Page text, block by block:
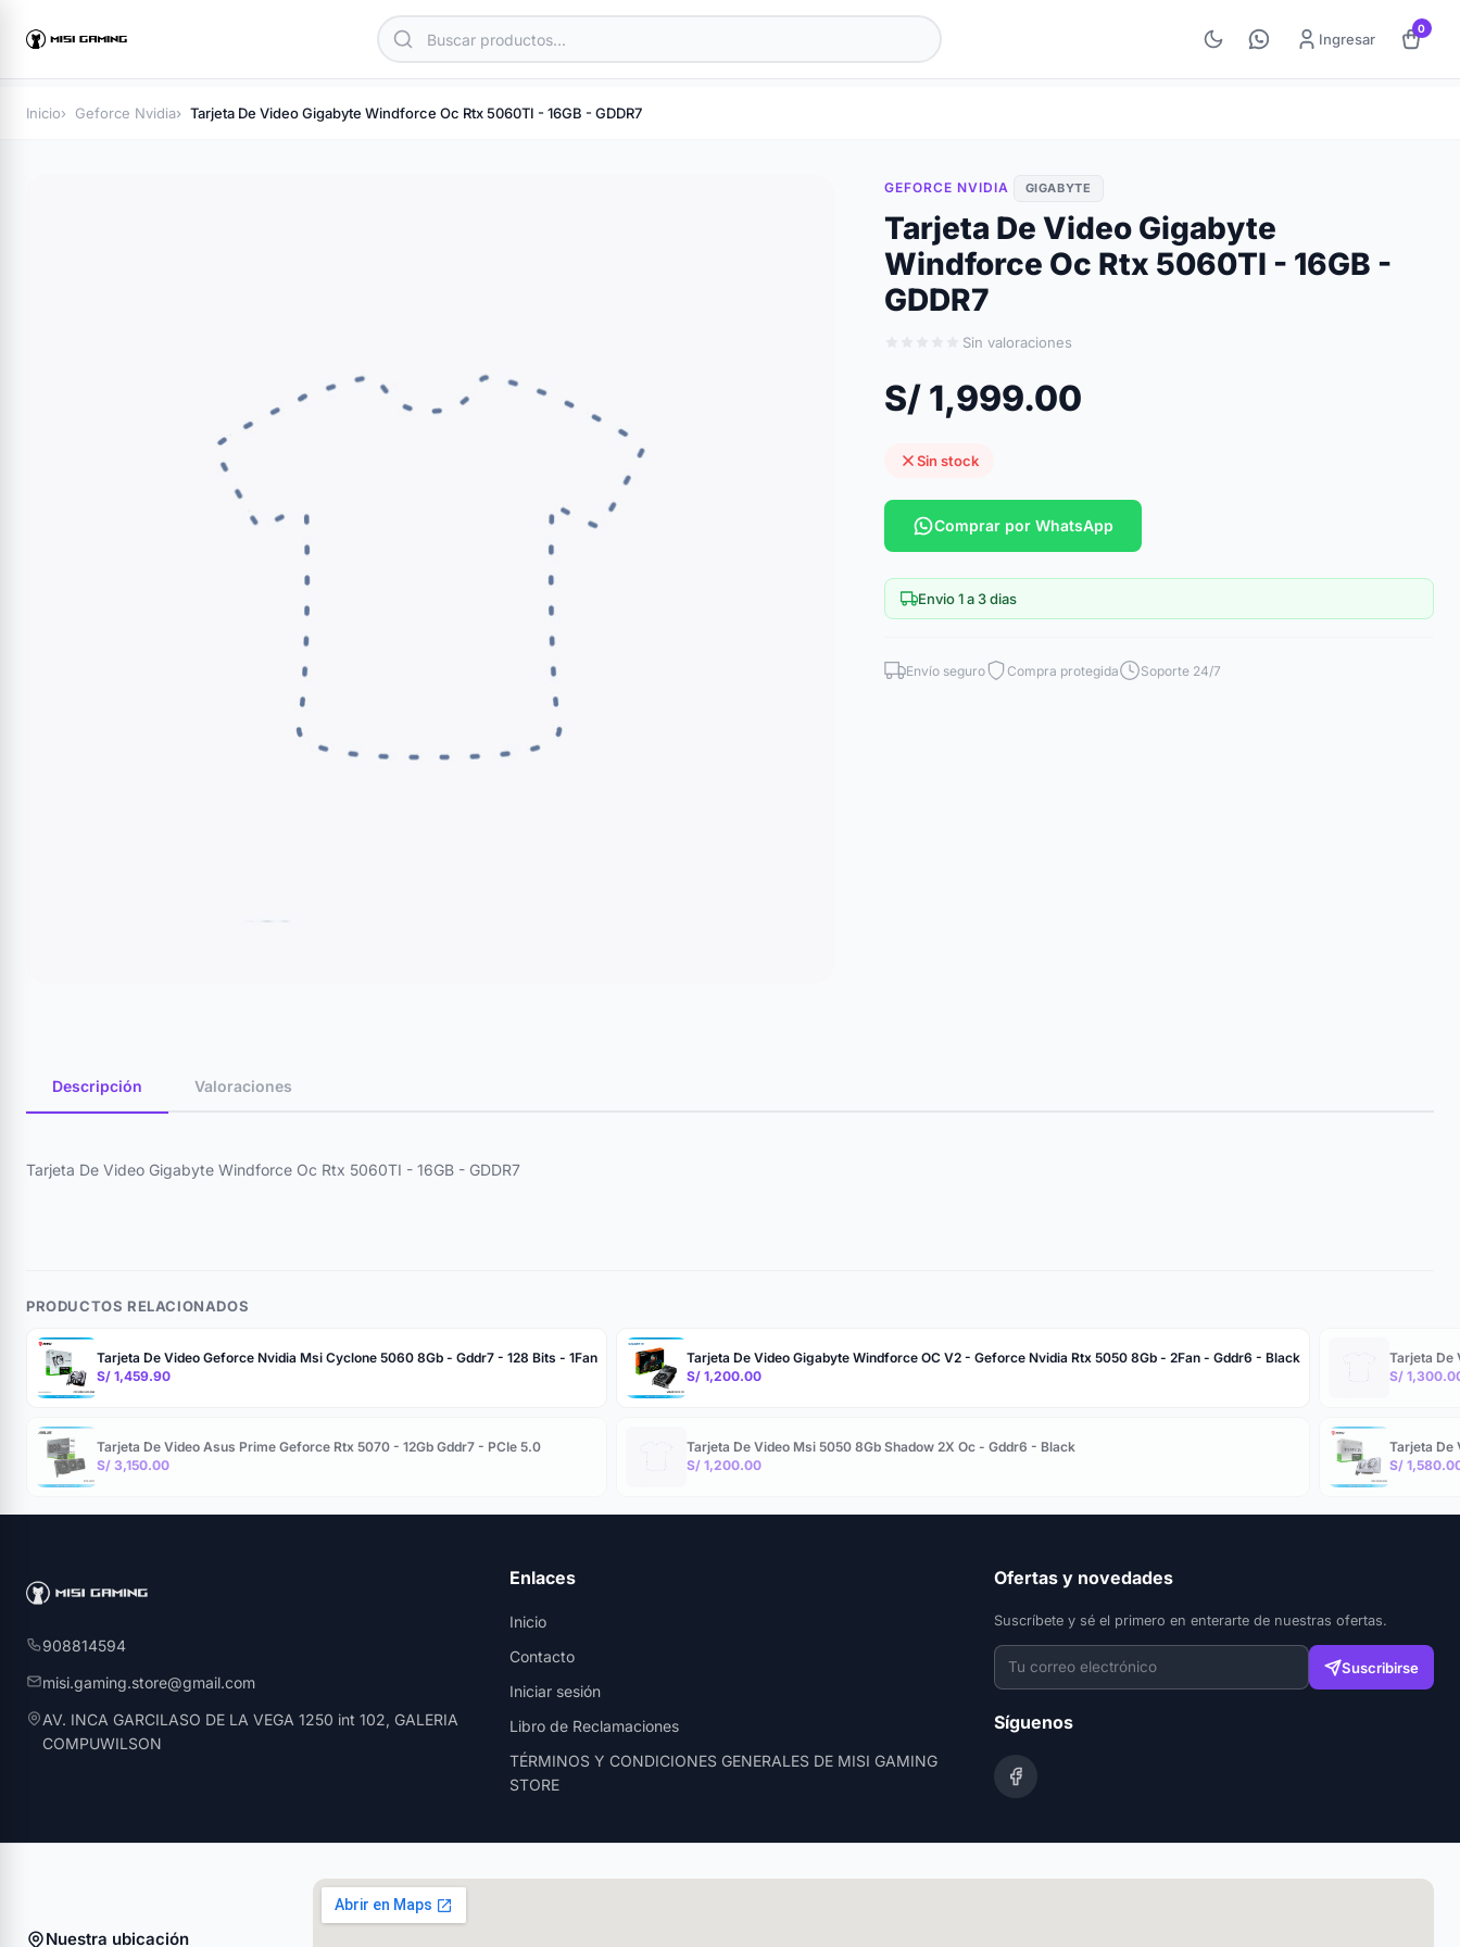
Ingresar
0
Inicio Geforce Nvidia Tarjeta De Video Gigabyte Windforce Oc Rtx 5060TI - 16GB - GDDR7
GEFORCE NVIDIA GIGABYTE
Tarjeta De Video Gigabyte
Windforce Oc Rtx 5060TI - 16GB -
GDDR7
Sin valoraciones
S/ 1,999.00
Sin stock
Comprar por WhatsApp
Envio 1 a 3 dias
Envío seguro Compra protegida Soporte 24/7
Descripción Valoraciones
Tarjeta De Video Gigabyte Windforce Oc Rtx 5060TI - 16GB - GDDR7
PRODUCTOS RELACIONADOS
Tarjeta De Video Geforce Nvidia Msi Cyclone 5060 8Gb - Gddr7 - 128 Bits - 1Fan
S/ 1,459.90
Tarjeta De Video Gigabyte Windforce OC V2 - Geforce Nvidia Rtx 5050 8Gb - 2Fan - Gddr6 - Black
S/ 1,200.00
Tarjeta De
S/
Tarjeta De Video Asus Prime Geforce Rtx 5070 - 12Gb Gddr7 - PCIe 5.0
S/ 3,150.00
Tarjeta De Video Msi 5050 8Gb Shadow 2X Oc - Gddr6 - Black
S/ 1,200.00
Tarjeta De
S/
908814594
misi.gaming.store@gmail.com
AV. INCA GARCILASO DE LA VEGA 1250 int 102, GALERIA
COMPUWILSON
Enlaces
Inicio
Contacto
Iniciar sesión
Libro de Reclamaciones
TÉRMINOS Y CONDICIONES GENERALES DE MISI GAMING
STORE
Ofertas y novedades
Suscríbete y sé el primero en enterarte de nuestras ofertas.
Suscribirse
Síguenos
Nuestra ubicación